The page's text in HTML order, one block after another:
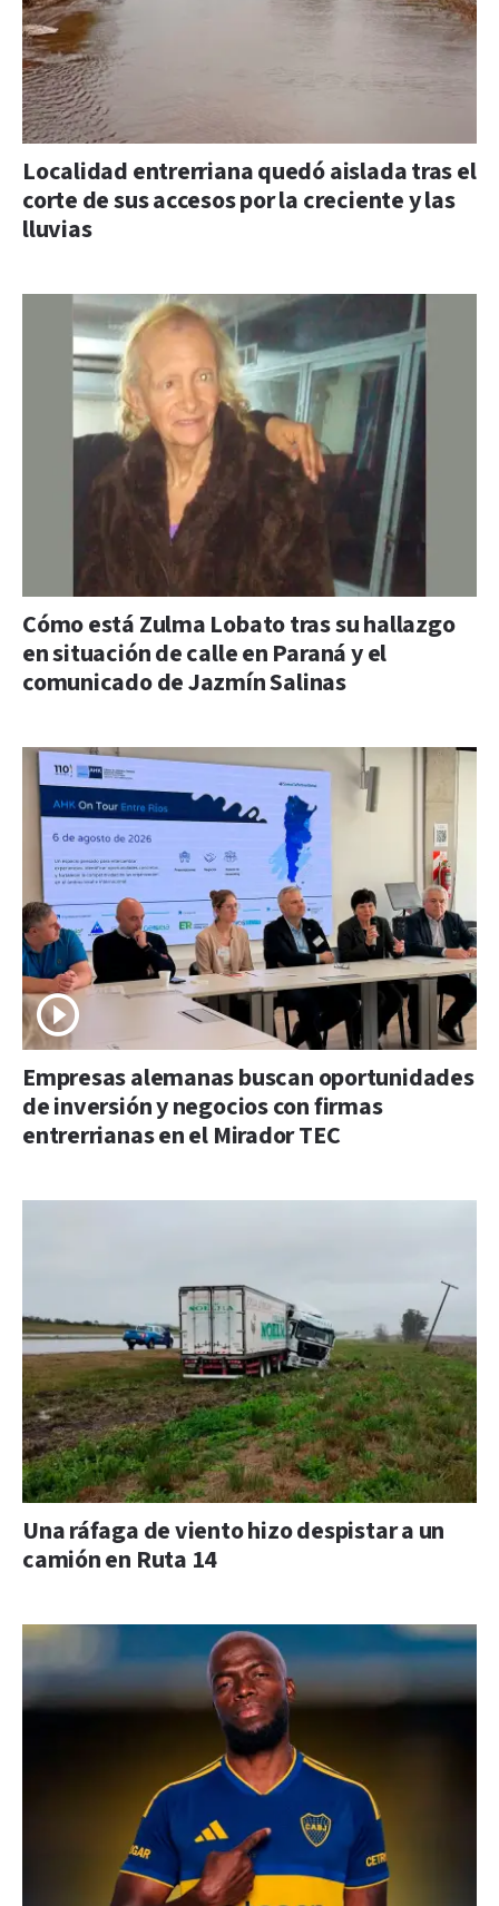
Localidad entrerriana quedó aislada tras el
corte de sus accesos por la creciente y las
lluvias
Cómo está Zulma Lobato tras su hallazgo
en situación de calle en Paraná y el
comunicado de Jazmín Salinas
Empresas alemanas buscan oportunidades
de inversión y negocios con firmas
entrerrianas en el Mirador TEC
Una ráfaga de viento hizo despistar a un
camión en Ruta 14